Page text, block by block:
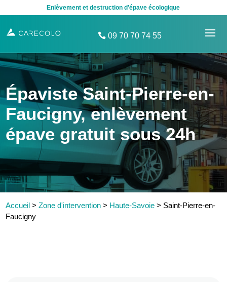
Enlèvement et destruction d’épave écologique
09 70 70 74 55
Épaviste Saint-Pierre-en-
Faucigny, enlèvement
épave gratuit sous 24h
Accueil >Zone d'intervention > Haute-Savoie > Saint-Pierre-en-
Faucigny